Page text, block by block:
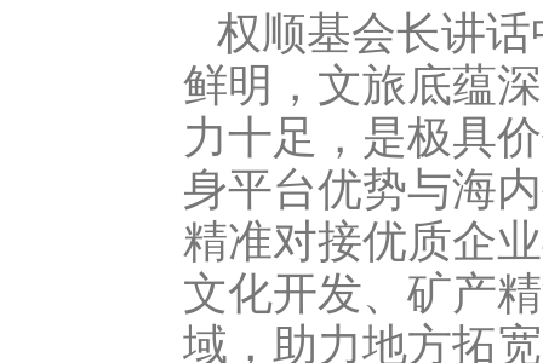
权顺基会长讲
鲜明，文旅底蕴
力十足，是极具
身平台优势与海
精准对接优质企
文化开发、矿产
域，助力地方拓